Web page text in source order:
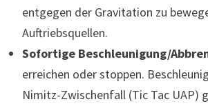
entgegen der Gravitation zu
Auftriebsquellen.
Sofortige Beschleunigung/
erreichen oder stoppen.
Nimitz-Zwischenfall (Tic Tac UAP)